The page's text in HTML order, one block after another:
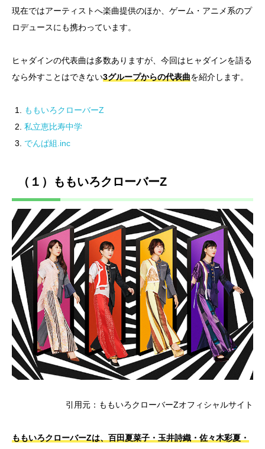
現在ではアーティストへ楽曲提供のほか、ゲーム・アニメ系のプ
ロデュースにも携わっています。
ヒャダインの代表曲は多数ありますが、今回はヒャダインを語る
なら外すことはできない3グループからの代表曲を紹介します。
ももいろクローバーZ
私立恵比寿中学
でんぱ組.inc
（１）ももいろクローバーZ
引用元：ももいろクローバーZオフィシャルサイト
ももいろクローバーZは、百田夏菜子・玉井詩織・佐々木彩夏・